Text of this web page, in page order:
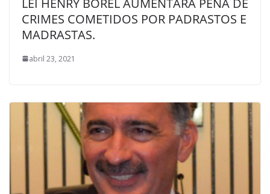
CRIMES COMETIDOS POR PADRASTOS E
MADRASTAS.
abril 23, 2021